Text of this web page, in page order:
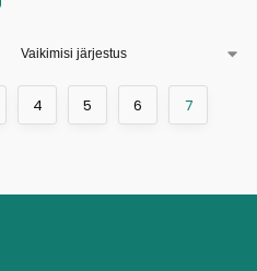
4 5 6 7